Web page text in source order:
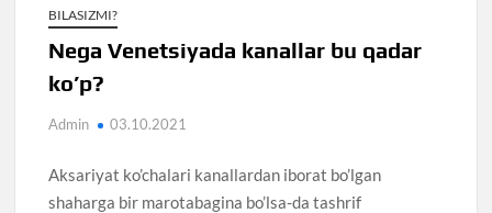
BILASIZMI?
Nega Venetsiyada kanallar bu qadar
ko’p?
Admin 03.10.2021
Aksariyat ko’chalari kanallardan iborat bo’lgan
shaharga bir marotabagina bo’lsa-da tashrif